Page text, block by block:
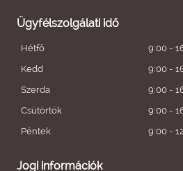
Ügyfélszolgálati idő
Hétfő
9:00 -
Kedd
9:00 -
Szerda
9:00 -
Csütörtök
9:00 -
Péntek
9:00 -
Jogi információk